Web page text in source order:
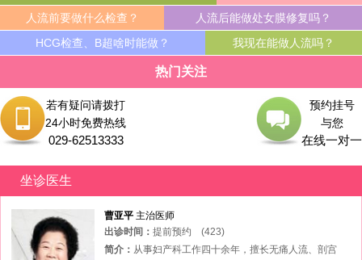
人流前要做什么检查？
人流后能做处女膜修复吗？
HCG检查、B超啥时能做？
我现在能做人流吗？
热门关注
若有疑问请拨打
24小时免费热线
029-62513333
预约挂号
与您
在线一对一
坐诊医生
曹亚平 主治医师
出诊时间： 提前预约
(423)
简介： 从事妇产科工作四十余年，擅长无痛人流、剖宫